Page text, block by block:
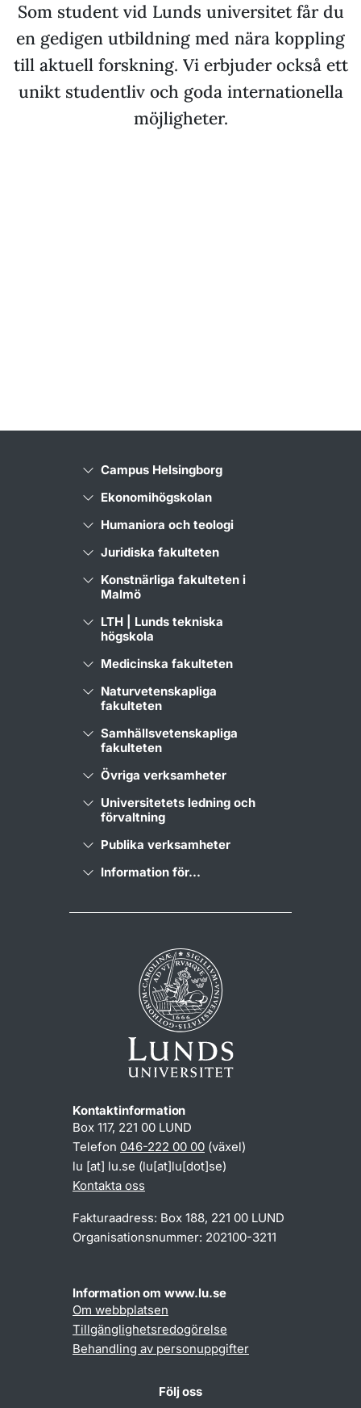
Som student vid Lunds universitet får du
en gedigen utbildning med nära koppling
till aktuell forskning. Vi erbjuder också ett
unikt studentliv och goda internationella
möjligheter.
Campus Helsingborg
Ekonomihögskolan
Humaniora och teologi
Juridiska fakulteten
Konstnärliga fakulteten i
Malmö
LTH | Lunds tekniska
högskola
Medicinska fakulteten
Naturvetenskapliga
fakulteten
Samhällsvetenskapliga
fakulteten
Övriga verksamheter
Universitetets ledning och
förvaltning
Publika verksamheter
Information för...
Kontaktinformation
Box 117, 221 00 LUND
Telefon 046-222 00 00 (växel)
lu [at] lu.se (lu[at]lu[dot]se)
Kontakta oss
Fakturaadress: Box 188, 221 00 LUND
Organisationsnummer: 202100-3211
Information om www.lu.se
Om webbplatsen
Tillgänglighetsredogörelse
Behandling av personuppgifter
Följ oss